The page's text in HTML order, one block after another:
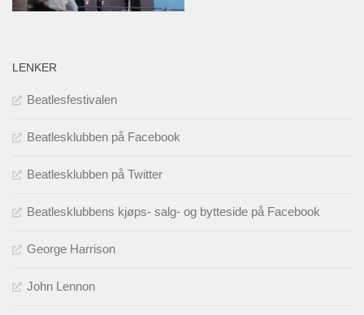
LENKER
Beatlesfestivalen
Beatlesklubben på Facebook
Beatlesklubben på Twitter
Beatlesklubbens kjøps- salg- og bytteside på Facebook
George Harrison
John Lennon